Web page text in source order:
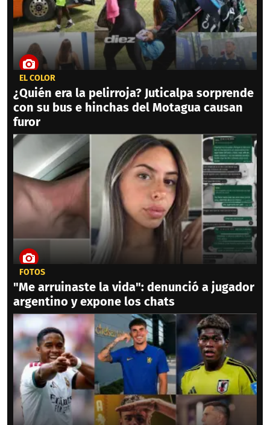
EL COLOR
¿Quién era la pelirroja? Juticalpa sorprende
con su bus e hinchas del Motagua causan
furor
FOTOS
"Me arruinaste la vida": denunció a jugador
argentino y expone los chats